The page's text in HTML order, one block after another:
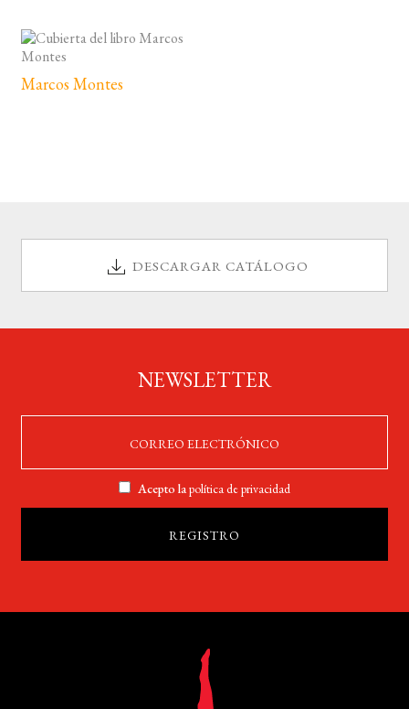
Marcos Montes
DESCARGAR CATÁLOGO
NEWSLETTER
Acepto lapolítica de privacidad